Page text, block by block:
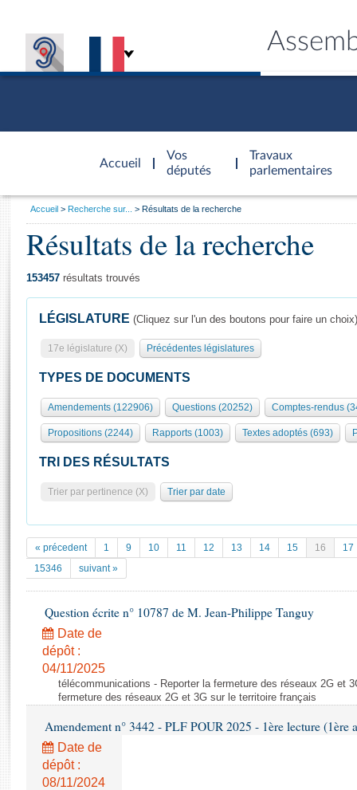
Accueil
d'accueil
Vos
députés
Travaux
parlementaires
Présidence
577 députés
Groupes politiques
Séance publique
Commissions et autres organes
Europe et International
Pétitions
Documents parlementaires
Projets de loi
Propositions de loi
Amendements
Textes adoptés
Rapports d'information
Rapports sur l'application des lois
Baromètre de l’application des lois
Général
Rôle et pouvoirs de l'Assemblée
Organisation de l'Assemblée
Présidence Conférence des Présidents Bureau Collège des
Statistiques et chiffres clés
Documents de référence
( Constitution | Règlement de l'Assemblée ... )
Histoire
Juniors
Anciennes législatures
Liens vers les sites publics
Visiter l'Assemblée
Visite virtuelle du palais Bourbon
Assister à une séance
La Bibliothèque
Les archives
Photos libres de droit
Vous
Accueil Recherche sur... Résultats de la recherche
Résultats de la recherche
153457 résultats trouvés
LÉGISLATURE (Cliquez sur l'un des boutons pour faire un choix)
17e législature (X) Précédentes législatures
TYPES DE DOCUMENTS
Amendements (122906) Questions (20252) Comptes-rendus
Propositions (2244) Rapports (1003) Textes adoptés (693)
TRI DES RÉSULTATS
Trier par pertinence (X) Trier par date
« précedent 1 9 10 11 12 13 14 15 16
17
15346
suivant »
Question écrite n° 10787 de M. Jean-Philippe Tanguy
Date de
dépôt :
04/11/2025
télécommunications - Reporter la fermeture des réseaux 2G et
fermeture des réseaux 2G et 3G sur le territoire français
Amendement n° 3442 - PLF POUR 2025 - 1ère lecture (1ère
Date de
dépôt :
08/11/2024